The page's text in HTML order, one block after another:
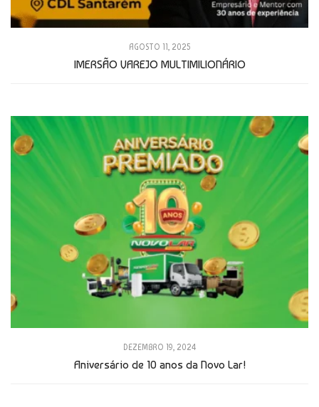
AGOSTO 11, 2025
IMERSÃO VAREJO MULTIMILIONÁRIO
DEZEMBRO 19, 2024
Aniversário de 10 anos da Novo Lar!